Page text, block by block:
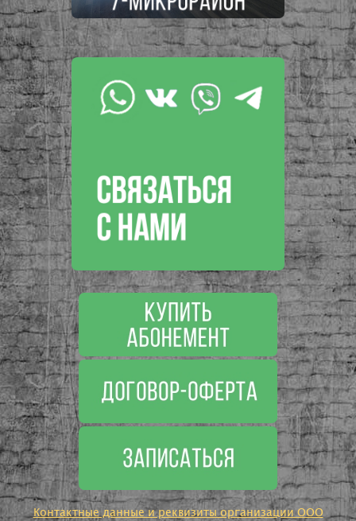
Контактные данные и реквизиты организации ООО